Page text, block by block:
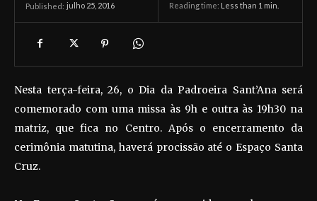
Published: julho 25, 2016 Reading time: Less than 1 min.
Nesta terça-feira, 26, o Dia da Padroeira Sant’Ana será
comemorado com uma missa às 9h e outra às 19h30 na
matriz, que fica no Centro. Após o encerramento da
cerimônia matutina, haverá procissão até o Espaço Santa
Cruz.